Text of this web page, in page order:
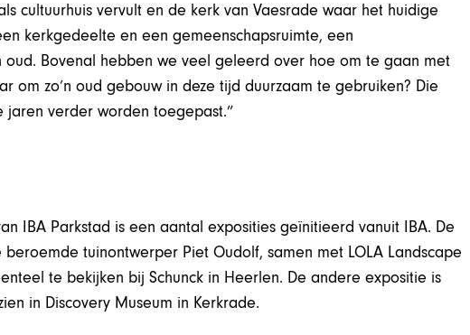
cultuurhuis vervult en de kerk van Vaesrade waar het huidige
kerkgedeelte en een gemeenschapsruimte, een
Bovenal hebben we veel geleerd over hoe om te gaan met
om zo’n oud gebouw in deze tijd duurzaam te gebruiken? Die
jaren verder worden toegepast.”
IBA Parkstad is een aantal exposities geïnitieerd vanuit IBA. De
tuinontwerper Piet Oudolf, samen met LOLA Landscape
te bekijken bij Schunck in Heerlen. De andere expositie is
in Discovery Museum in Kerkrade.